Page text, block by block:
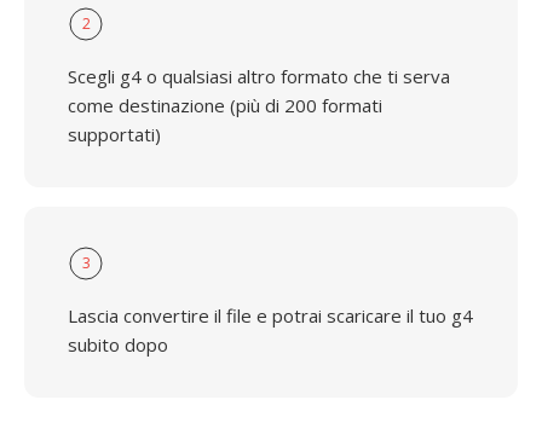
2
Scegli g4 o qualsiasi altro formato che ti serva
come destinazione (più di 200 formati
supportati)
3
Lascia convertire il file e potrai scaricare il tuo g4
subito dopo